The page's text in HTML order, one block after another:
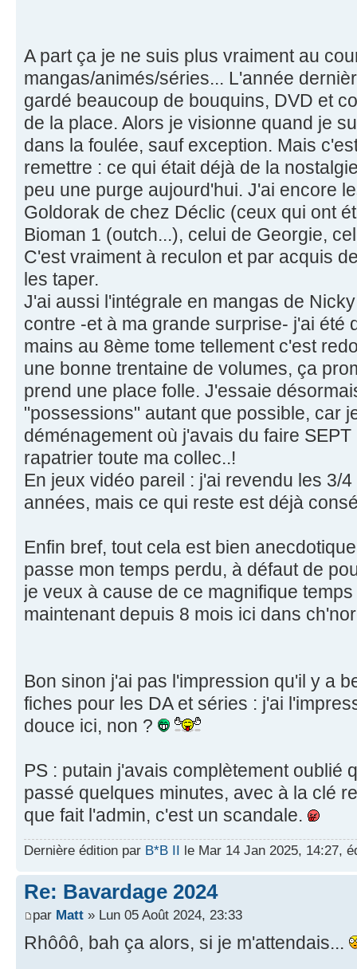
A part ça je ne suis plus vraiment au
mangas/animés/séries... L'année
gardé beaucoup de bouquins, DVD et
de la place. Alors je visionne quand je
dans la foulée, sauf exception. Mais
remettre : ce qui était déjà de la
peu une purge aujourd'hui. J'ai encore
Goldorak de chez Déclic (ceux qui ont
Bioman 1 (outch...), celui de Georgie,
C'est vraiment à reculon et par acquis
les taper.
J'ai aussi l'intégrale en mangas de
contre -et à ma grande surprise- j'ai été
mains au 8ème tome tellement c'est
une bonne trentaine de volumes, ça
prend une place folle. J'essaie
"possessions" autant que possible, car
déménagement où j'avais du faire
rapatrier toute ma collec..!
En jeux vidéo pareil : j'ai revendu les 3/
années, mais ce qui reste est déjà
Enfin bref, tout cela est bien
passe mon temps perdu, à défaut de
je veux à cause de ce magnifique
maintenant depuis 8 mois ici dans
Bon sinon j'ai pas l'impression qu'il y a
fiches pour les DA et séries : j'ai
douce ici, non ?
PS : putain j'avais complètement oublié
passé quelques minutes, avec à la clé
que fait l'admin, c'est un scandale.
Dernière édition par B*B II le Mar 14 Jan 2025, 14:27,
Re: Bavardage 2024
par Matt » Lun 05 Août 2024, 23:33
Rhôôô, bah ça alors, si je m'attendais...